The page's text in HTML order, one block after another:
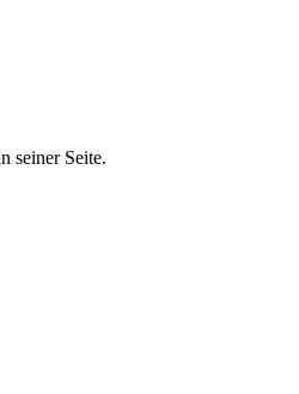
seiner Seite.